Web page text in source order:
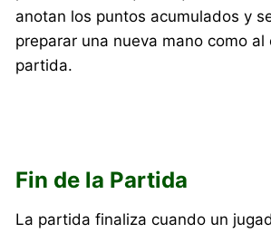
anotan los puntos acumulados y
preparar una nueva mano como al
partida.
Fin de la Partida
La partida finaliza cuando un